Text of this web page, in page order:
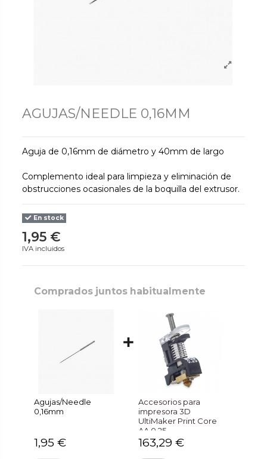
AGUJAS/NEEDLE 0,16MM
Aguja de 0,16mm de diámetro y 40mm de largo
Complemento ideal para limpieza y eliminación de
obstrucciones ocasionales de la boquilla del extrusor.
En stock
1,95 €
IVA incluidos
Comprados juntos habitualmente
Agujas/Needle
0,16mm
1,95 €
Accesorios para
impresora 3D
UltiMaker Print Core
AA 0.25
163,29 €